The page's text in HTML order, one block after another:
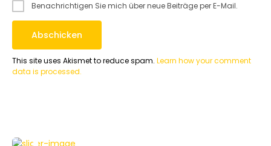
Benachrichtigen Sie mich über neue Beiträge per E-Mail.
This site uses Akismet to reduce spam. Learn how your comment
data is processed.